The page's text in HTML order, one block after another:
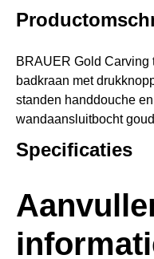
BRAUER Gold Carving
badkraan met
standen handdouche
wandaansluitbocht
Specificaties